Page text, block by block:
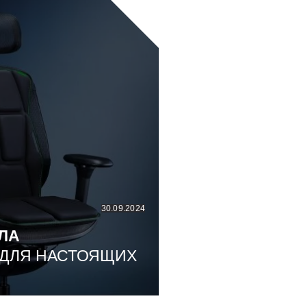
30.09.2024
НАСТОЯЩИХ